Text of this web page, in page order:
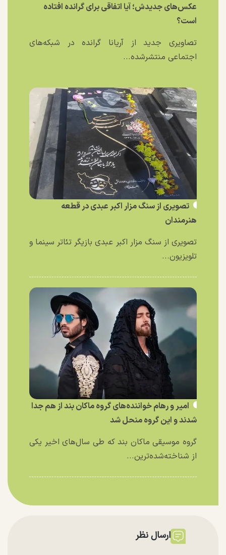
عکس‌های جدیدش؛ آیا اتفاقی برای گرانده افتاده
است؟
تصاویری جدید از آریانا گرانده در شبکه‌های
اجتماعی منتشرشده...
تصویری از سنگ مزار اکبر عبدی در قطعه
هنرمندان
تصویری از سنگ مزار اکبر عبدی بازیگر تئاتر سینما و
تلویزیون...
امیر و رهام خواننده‌های گروه ماکان بند از هم جدا
شدند و این گروه منحل شد
گروه موسیقی ماکان بند که طی سال‌های اخیر یکی
از شناخته‌شده‌ترین...
ارسال نظر